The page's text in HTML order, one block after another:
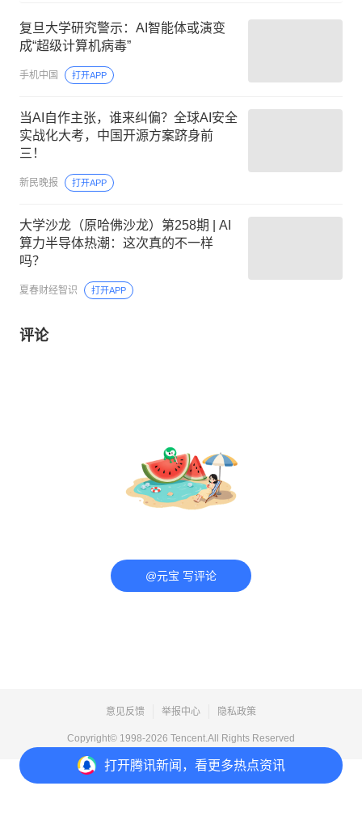
打开腾讯新闻，看更多热点资讯
复旦大学研究警示：AI智能体或演变
成“超级计算机病毒”
手机中国 打开APP
当AI自作主张，谁来纠偏？全球AI安全
实战化大考，中国开源方案跻身前
三！
新民晚报 打开APP
大学沙龙（原哈佛沙龙）第258期 | AI
算力半导体热潮：这次真的不一样
吗？
夏春财经智识 打开APP
评论
@元宝 写评论
意见反馈 举报中心 隐私政策
Copyright© 1998-2026 Tencent.All Rights Reserved